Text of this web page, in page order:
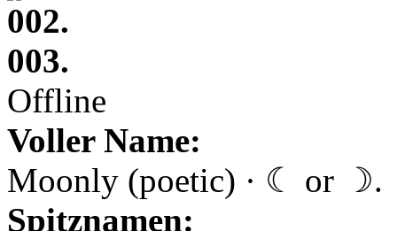
002.
003.
Offline
Voller Name:
Moonly (poetic) · ☾ or ☽.
Spitznamen: